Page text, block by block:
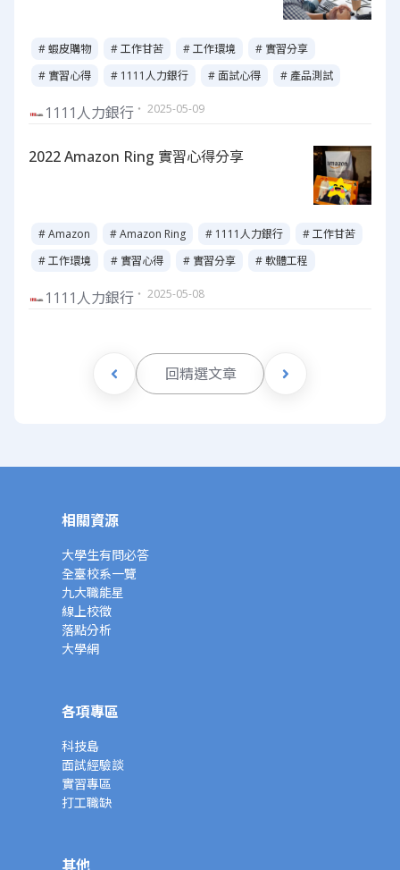
# 蝦皮購物 # 工作甘苦 # 工作環境
# 實習分享
# 實習心得
# 1111人力銀行 # 面試心得 # 產品測試
1111人力銀行 ・ 2025-05-09
2022 Amazon Ring 實習心得分享
# Amazon # Amazon Ring # 1111人力銀行
# 工作甘苦
# 工作環境
# 實習心得 # 實習分享 # 軟體工程
1111人力銀行 ・ 2025-05-08
回精選文章
相關資源
大學生有問必答
全臺校系一覽
九大職能星
線上校徵
落點分析
大學網
各項專區
科技島
面試經驗談
實習專區
打工職缺
其他